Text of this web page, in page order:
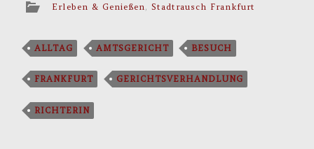
Erleben & Genießen ,Stadtrausch Frankfurt
ALLTAG AMTSGERICHT BESUCH
FRANKFURT GERICHTSVERHANDLUNG
RICHTERIN